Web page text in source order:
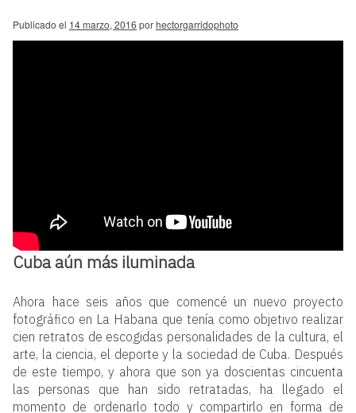
Publicado el 14 marzo, 2016 porhectorgarridophoto
Cuba aún más iluminada
Ahora hace seis años que comencé un nuevo proyecto
fotográfico en La Habana que tenía como objetivo realizar
cien retratos de escogidas personalidades de la cultura, el
arte, la ciencia, el deporte y la sociedad de Cuba. Después
de este tiempo, y ahora que son ya doscientas cincuenta
las personas que han sido retratadas, ha llegado el
momento de ordenarlo todo y compartirlo en forma de